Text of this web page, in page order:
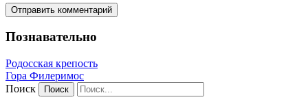
Познавательно
Родосская крепость
Гора Филеримос
Поиск